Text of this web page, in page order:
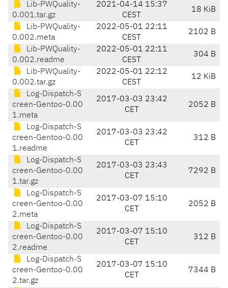
Lib-PWQuality-
0.001.tar.gz
2021-04-14 15:37
CEST
18 KiB
Lib-PWQuality-
0.002.meta
2022-05-01 22:11
CEST
2102 B
Lib-PWQuality-
0.002.readme
2022-05-01 22:11
CEST
304 B
Lib-PWQuality-
0.002.tar.gz
2022-05-01 22:12
CEST
12 KiB
Log-Dispatch-S
creen-Gentoo-0.00
1.meta
2017-03-03 23:42
CET
2052 B
Log-Dispatch-S
creen-Gentoo-0.00
1.readme
2017-03-03 23:42
CET
312 B
Log-Dispatch-S
creen-Gentoo-0.00
1.tar.gz
2017-03-03 23:43
CET
7292 B
Log-Dispatch-S
creen-Gentoo-0.00
2.meta
2017-03-07 15:10
CET
2052 B
Log-Dispatch-S
creen-Gentoo-0.00
2.readme
2017-03-07 15:10
CET
312 B
Log-Dispatch-S
creen-Gentoo-0.00
2.tar.gz
2017-03-07 15:10
CET
7344 B